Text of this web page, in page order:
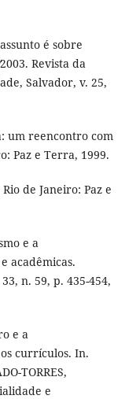
é sobre
Revista da
Salvador, v. 25,
um reencontro com
Paz e Terra, 1999.
de Janeiro: Paz e
e a
acadêmicas.
n. 59, p. 435-454,
e a
currículos. In.
TORRES,
e